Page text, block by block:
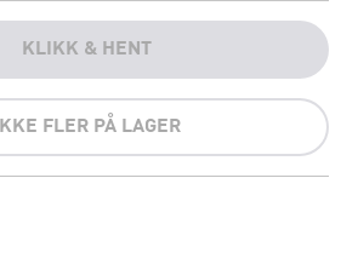
KLIKK & HENT
IKKE FLER PÅ LAGER